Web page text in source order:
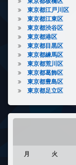
駐
車
場
駐
輪
場
ボ
ッ
ク
ス
場
防
東京都江戸川区
東京都江東区
東京都渋谷区
東京都港区
東京都目黒区
東京都練馬区
東京都荒川区
東京都葛飾区
東京都豊島区
東京都足立区
月 火